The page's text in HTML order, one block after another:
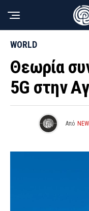
WORLD
Θεωρία
5G στην
Από